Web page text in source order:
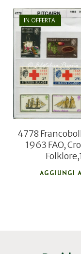
IN OFFERTA!
€
€
4778
1963 FAO,
AGGIUNGI